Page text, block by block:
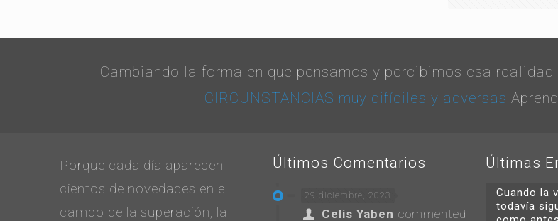
Cambiando la forma en que pensamos y percibimos esa realidad
CIRCUNSTANCIAS muy difíciles y adversas
Porque cada día aparecen
cientos de novedades en el
campo de la superación, la
Últimos Comentarios
29 diciembre, 2023
Celis Yaben commented
Últimas
Cuando la
todavía